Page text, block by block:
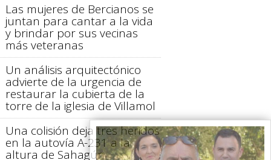
Las mujeres de Bercianos se
juntan para cantar a la vida
y brindar por sus vecinas
más veteranas
Un análisis arquitectónico
advierte de la urgencia de
restaurar la cubierta de la
torre de la iglesia de Villamol
Una colisión deja tres heridos
en la autovía A-231 a la
altura de Sahagún